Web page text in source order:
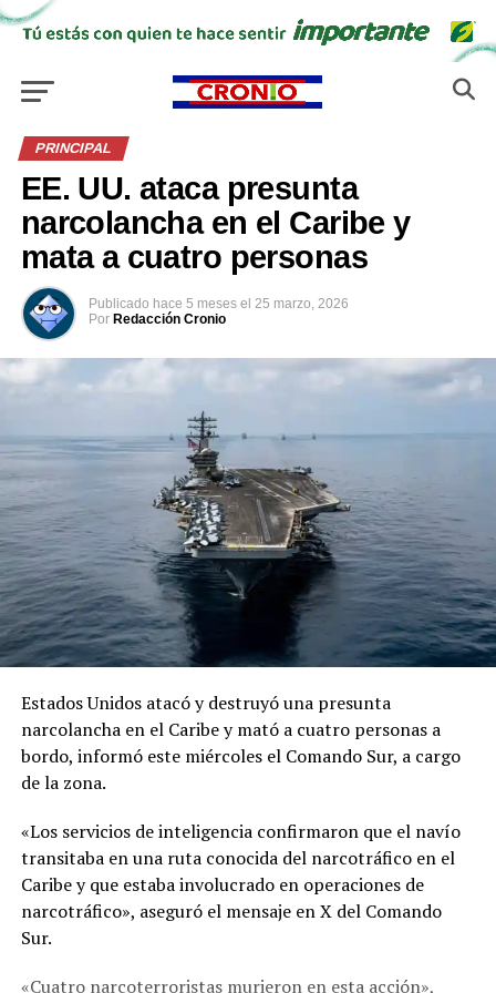
PRINCIPAL
EE. UU. ataca presunta
narcolancha en el Caribe y
mata a cuatro personas
Publicado hace 5 meses el 25 marzo, 2026
Por Redacción Cronio
Estados Unidos atacó y destruyó una presunta
narcolancha en el Caribe y mató a cuatro personas a
bordo, informó este miércoles el Comando Sur, a cargo
de la zona.
«Los servicios de inteligencia confirmaron que el navío
transitaba en una ruta conocida del narcotráfico en el
Caribe y que estaba involucrado en operaciones de
narcotráfico», aseguró el mensaje en X del Comando
Sur.
«Cuatro narcoterroristas murieron en esta acción»,